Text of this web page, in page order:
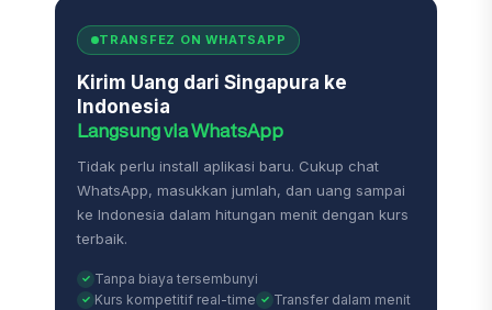
TRANSFEZ ON WHATSAPP
Kirim Uang dari Singapura ke
Indonesia
Langsung via WhatsApp
Tidak perlu install aplikasi baru. Cukup chat
WhatsApp, masukkan jumlah, dan uang sampai
ke Indonesia dalam hitungan menit dengan kurs
terbaik.
Tanpa biaya tersembunyi
Kurs kompetitif real-time
Transfer dalam menit